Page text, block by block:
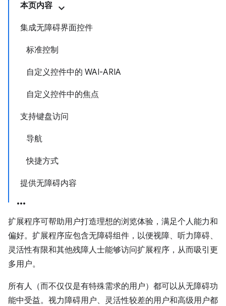
本页内容
集成无障碍界面控件
标准控制
自定义控件中的 WAI-ARIA
自定义控件中的焦点
支持键盘访问
导航
快捷方式
提供无障碍内容
扩展程序可帮助用户打造理想的浏览体验，满足个人能力和
偏好。扩展程序应包含无障碍组件，以便视障、听力障碍、
灵活性有限和其他残障人士能够访问扩展程序，从而吸引更
多用户。
所有人（而不仅仅是有特殊需求的用户）都可以从无障碍功
能中受益。视力障碍用户、灵活性较差的用户和高级用户都